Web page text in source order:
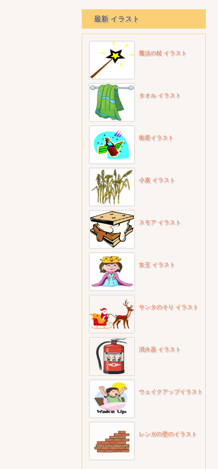
最新 イラスト
魔法の杖 イラスト
タオル イラスト
衛星イラスト
小麦 イラスト
スモア イラスト
女王 イラスト
サンタのそり イラスト
消火器 イラスト
ウェイクアップイラスト
レンガの壁のイラスト